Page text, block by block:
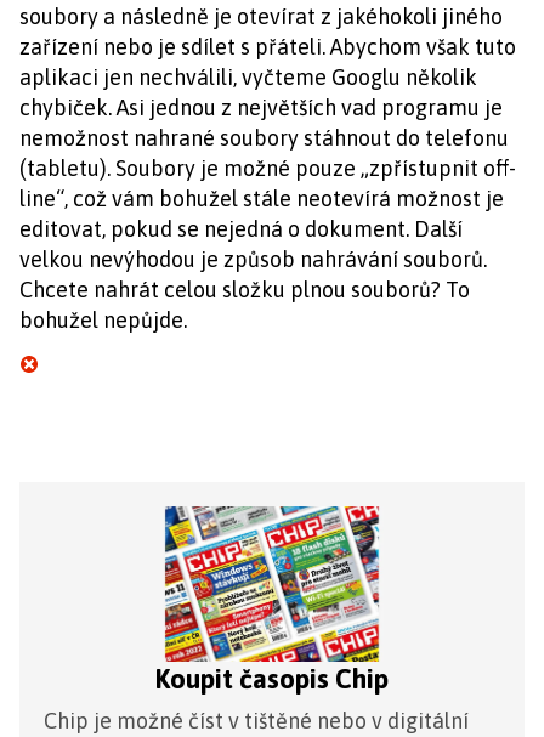
soubory a následně je otevírat z jakéhokoli jiného
zařízení nebo je sdílet s přáteli. Abychom však tuto
aplikaci jen nechválili, vyčteme Googlu několik
chybiček. Asi jednou z největších vad programu je
nemožnost nahrané soubory stáhnout do telefonu
(tabletu). Soubory je možné pouze „zpřístupnit off-
line“, což vám bohužel stále neotevírá možnost je
editovat, pokud se nejedná o dokument. Další
velkou nevýhodou je způsob nahrávání souborů.
Chcete nahrát celou složku plnou souborů? To
bohužel nepůjde.
Koupit časopis Chip
Chip je možné číst v tištěné nebo v digitální